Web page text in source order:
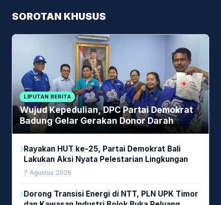
SOROTAN KHUSUS
LIPUTAN BERITA
Wujud Kepedulian, DPC Partai Demokrat
Badung Gelar Gerakan Donor Darah
Rayakan HUT ke-25, Partai Demokrat Bali
Lakukan Aksi Nyata Pelestarian Lingkungan
7 Agustus 2026
Dorong Transisi Energi di NTT, PLN UPK Timor